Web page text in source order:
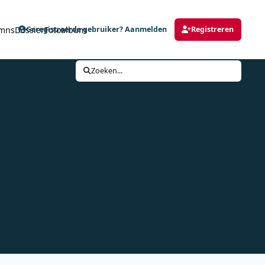
DossierFotoalbum
Geregistreerde gebruiker? Aanmelden Registreren
Zoeken...